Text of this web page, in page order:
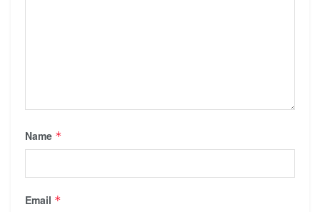
Name *
Email *